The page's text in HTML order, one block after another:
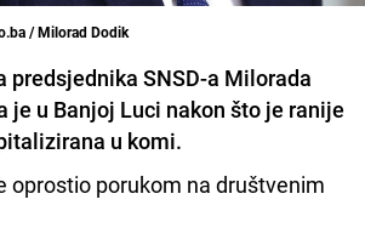
/ Milorad Dodik
predsjednika SNSD-a Milorada
je u Banjoj Luci nakon što je ranije
u komi.
oprostio porukom na društvenim